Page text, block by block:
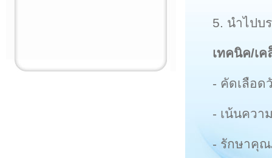
5. นำไปบ
เทคนิค/เ
- คัดเลือ
- เน้นควา
- รักษาคุ